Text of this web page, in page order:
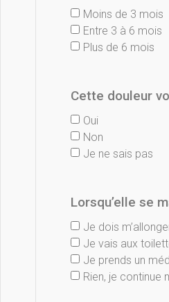
Moins de 3 mois
Entre 3 à 6 mois
Plus de 6 mois
Cette douleur
Oui
Non
Je ne sais pas
Lorsqu’elle se
Je dois
Je vais aux
Je prends un
Rien, je continue